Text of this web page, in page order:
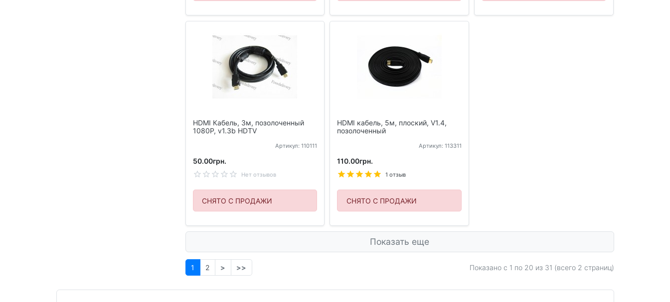
HDMI Кабель, 3м, позолоченный
1080P, v1.3b HDTV
Артикул: 110111
50.00грн.
Нет отзывов
СНЯТО С ПРОДАЖИ
HDMI кабель, 5м, плоский, V1.4,
позолоченный
Артикул: 113311
110.00грн.
1 отзыв
СНЯТО С ПРОДАЖИ
Показать еще
Показано с 1 по 20 из 31 (всего 2 страниц)
1 2 > >>